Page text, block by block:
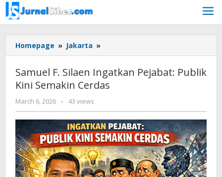
Skip
to
content
Homepage » Jakarta »
F.
Ingatkan
Pejabat:
Semakin
Cerdas
Samuel F. Silaen Ingatkan Pejabat: Publik
Kini Semakin Cerdas
March 6, 2026
by
Budiyanto
- 43 views